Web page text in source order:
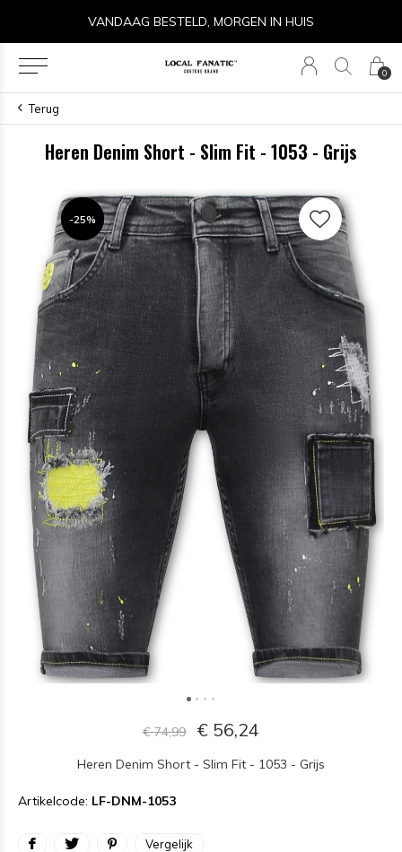
0
VANDAAG BESTELD, MORGEN IN HUIS
Terug
Heren Denim Short - Slim Fit - 1053 - Grijs
-25%
-25%
€ 74,99 € 56,24
Heren Denim Short - Slim Fit - 1053 - Grijs
Artikelcode: LF-DNM-1053
Vergelijk